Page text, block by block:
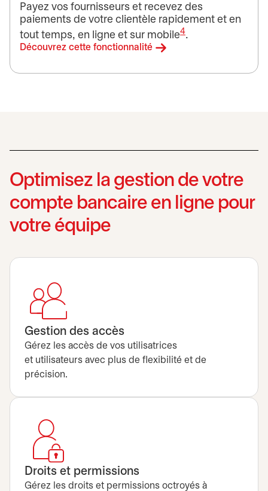
Payez vos fournisseurs et recevez des
paiements de votre clientèle rapidement et en
tout temps, en ligne et sur mobile4.
Découvrez cette fonctionnalité
Optimisez la gestion de votre
compte bancaire en ligne pour
votre équipe
Gestion des accès
Gérez les accès de vos utilisatrices
et utilisateurs avec plus de flexibilité et de
précision.
Droits et permissions
Gérez les droits et permissions octroyés à